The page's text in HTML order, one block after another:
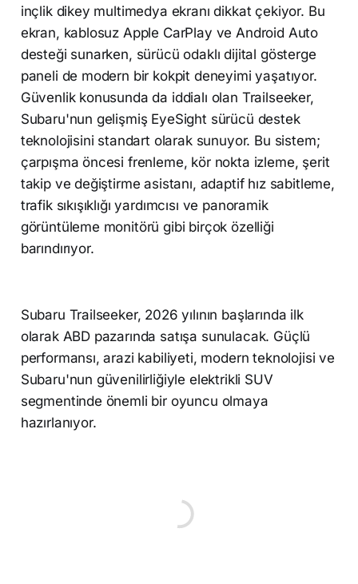
inçlik dikey multimedya ekranı dikkat çekiyor. Bu
ekran, kablosuz Apple CarPlay ve Android Auto
desteği sunarken, sürücü odaklı dijital gösterge
paneli de modern bir kokpit deneyimi yaşatıyor.
Güvenlik konusunda da iddialı olan Trailseeker,
Subaru'nun gelişmiş EyeSight sürücü destek
teknolojisini standart olarak sunuyor. Bu sistem;
çarpışma öncesi frenleme, kör nokta izleme, şerit
takip ve değiştirme asistanı, adaptif hız sabitleme,
trafik sıkışıklığı yardımcısı ve panoramik
görüntüleme monitörü gibi birçok özelliği
barındırıyor.
Subaru Trailseeker, 2026 yılının başlarında ilk
olarak ABD pazarında satışa sunulacak. Güçlü
performansı, arazi kabiliyeti, modern teknolojisi ve
Subaru'nun güvenilirliğiyle elektrikli SUV
segmentinde önemli bir oyuncu olmaya
hazırlanıyor.